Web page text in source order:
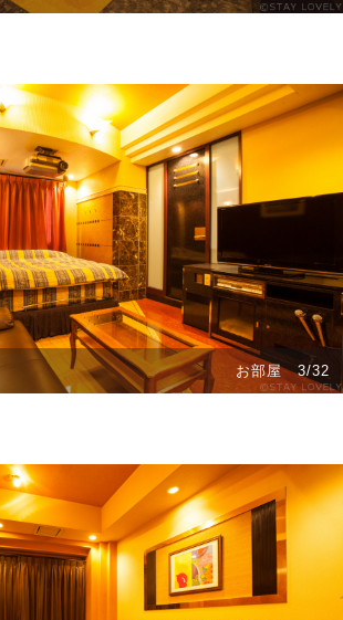
お部屋 3/32